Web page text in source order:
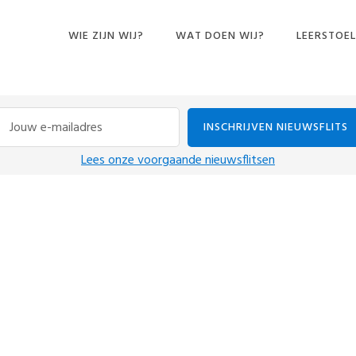
WIE ZIJN WIJ? WAT DOEN WIJ?
PUBLICATIES
CONFERENTIES
DINERS PENSANTS
LEERSTOEL
Lees onze voorgaande nieuwsflitsen